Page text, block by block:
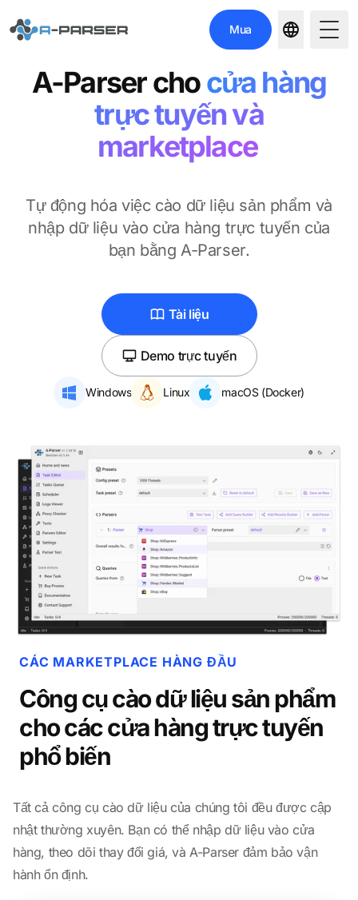
Mua
A-Parserchocửa hàng
trực tuyến và
marketplace
Tự động hóa việc cào dữ liệu sản phẩm và
nhập dữ liệu vào cửa hàng trực tuyến của
bạn bằng A-Parser.
Tài liệu
Demo trực tuyến
Windows Linux macOS (Docker)
CÁC MARKETPLACE HÀNG ĐẦU
Công cụ cào dữ liệu sản phẩm
cho các cửa hàng trực tuyến
phổ biến
Tất cả công cụ cào dữ liệu của chúng tôi đều được cập
nhật thường xuyên. Bạn có thể nhập dữ liệu vào cửa
hàng, theo dõi thay đổi giá, và A-Parser đảm bảo vận
hành ổn định.